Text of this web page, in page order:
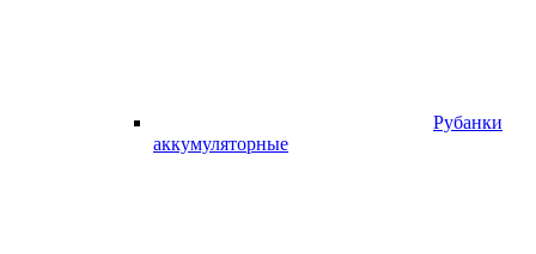
Рубанки
аккумуляторные